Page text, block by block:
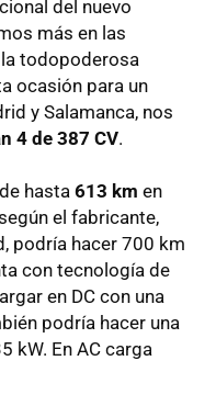
del nuevo
más en las
todopoderosa
ocasión para un
y Salamanca, nos
4 de 387 CV.
hasta 613 km en
el fabricante,
podría hacer 700 km
con tecnología de
en DC con una
podría hacer una
kW. En AC carga